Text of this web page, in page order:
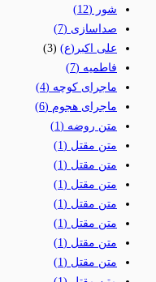
شور (12)
صداسازی (7)
علی اکبر(ع) (3)
فاطمیه (7)
ماجرای کوچه (4)
ماجرای هجوم (6)
متن روضه (1)
متن مقتل (1)
متن مقتل (1)
متن مقتل (1)
متن مقتل (1)
متن مقتل (1)
متن مقتل (1)
متن مقتل (1)